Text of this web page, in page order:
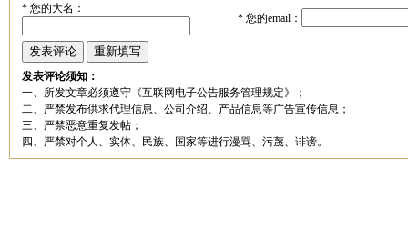
*您的大名：
*您的email：
发表评论须知：
一、所发文章必须遵守《互联网电子公告服务管理规定》；
二、严禁发布供求代理信息、公司介绍、产品信息等广告宣传信息；
三、严禁恶意重复发帖；
四、严禁对个人、实体、民族、国家等进行漫骂、污蔑、诽谤。